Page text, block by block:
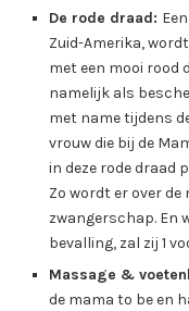
De rode draad:
Zuid-Amerika,
met een mooi rood
namelijk als
met name tijdens
vrouw die bij de
in deze rode draad
Zo wordt er over
zwangerschap. En
bevalling, zal zij 1
Massage &
de mama to be en